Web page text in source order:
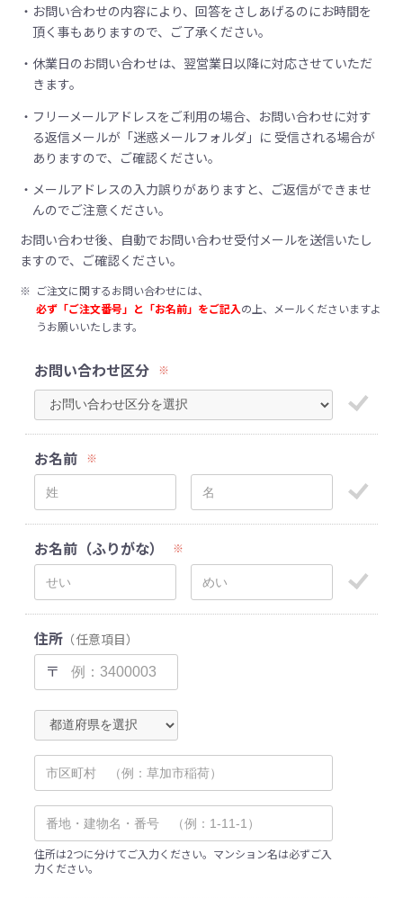
お問い合わせの内容により、回答をさしあげるのにお時間を
頂く事もありますので、ご了承ください。
休業日のお問い合わせは、翌営業日以降に対応させていただ
きます。
フリーメールアドレスをご利用の場合、お問い合わせに対す
る返信メールが「迷惑メールフォルダ」に 受信される場合が
ありますので、ご確認ください。
メールアドレスの入力誤りがありますと、ご返信ができませ
んのでご注意ください。
お問い合わせ後、自動でお問い合わせ受付メールを送信いたし
ますので、ご確認ください。
※ ご注文に関するお問い合わせには、
必ず「ご注文番号」と「お名前」をご記入の上、メールくださいますよ
うお願いいたします。
お問い合わせ区分 ※
お名前 ※
お名前（ふりがな） ※
住所 （任意項目）
〒
住所は2つに分けてご入力ください。マンション名は必ずご入
力ください。